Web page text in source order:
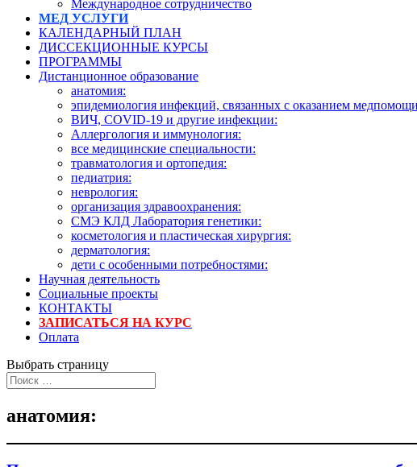
Международное сотрудничество
МЕД УСЛУГИ
КАЛЕНДАРНЫЙ ПЛАН
ДИССЕКЦИОННЫЕ КУРСЫ
ПРОГРАММЫ
Дистанционное образование
анатомия:
эпидемиология инфекций, связанных с оказанием
ВИЧ, COVID-19 и другие инфекции:
Аллергология и иммунология:
все медицинские специальности:
травматология и ортопедия:
педиатрия:
неврология:
организация здравоохранения:
СМЭ КЛД Лаборатория генетики:
косметология и пластическая хирургия:
дерматология:
дети с особенными потребностями:
Научная деятельность
Социальные проекты
КОНТАКТЫ
ЗАПИСАТЬСЯ НА КУРС
Оплата
Выбрать страницу
анатомия: